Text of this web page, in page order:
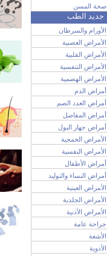
صحة المسن
جديد الطب
الأورام والسرطان
الأمراض العصبية
الأمراض القلبية
الأمراض التنفسية
الأمراض الهضمية
أمراض الدم
أمراض الغدد الصم
أمراض المفاصل
أمراض جهاز البول
الأمراض الخمجية
الأمراض النفسية
أمراض الأطفال
أمراض النساء والتوليد
الأمراض العينية
الأمراض الجلدية
الأمراض الأذنية
جراحة عامة
الأشعة
الأدوية